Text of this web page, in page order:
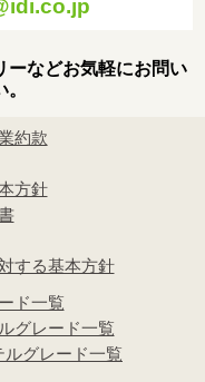
ーなどお気軽にお問い
約款
方針
する基本方針
ド一覧
グレード一覧
グレード一覧